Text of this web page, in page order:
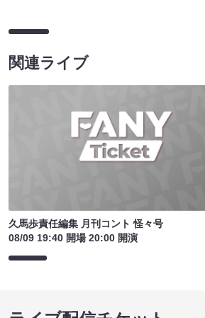
関連ライブ
久馬歩責任編集 月刊コント 怪々号
08/09 19:40 開場 20:00 開演